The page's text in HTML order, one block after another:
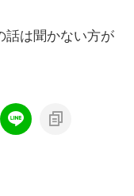
話は聞かない方が